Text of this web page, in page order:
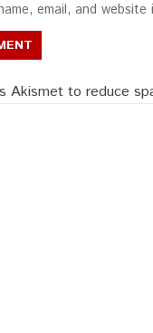
email, and
Akismet to reduce